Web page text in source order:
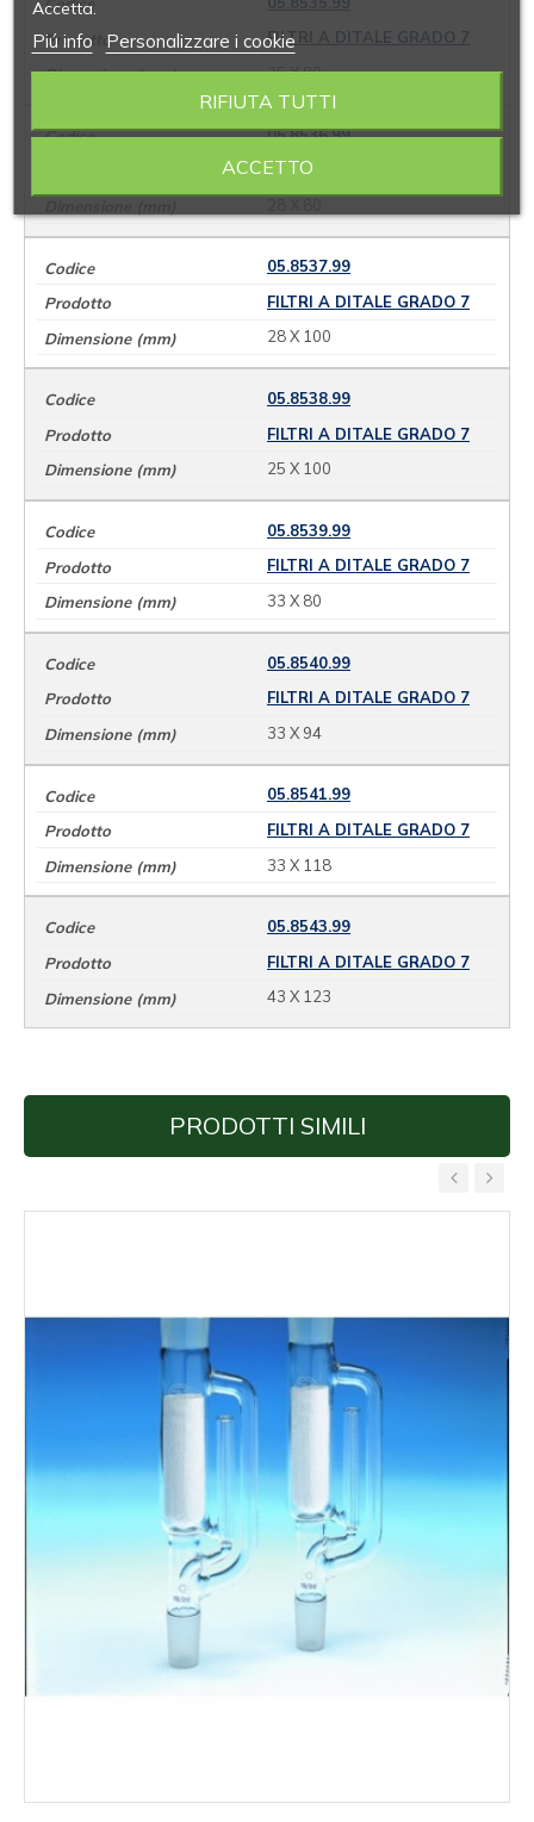
FILTRI A DITALE GRADO 7
25 X 80
05.8536.99
FILTRI A DITALE GRADO 7
05.8537.99
FILTRI A DITALE GRADO 7
28 X 100
05.8538.99
FILTRI A DITALE GRADO 7
25 X 100
05.8539.99
FILTRI A DITALE GRADO 7
33 X 80
05.8540.99
FILTRI A DITALE GRADO 7
33 X 94
05.8541.99
FILTRI A DITALE GRADO 7
33 X 118
05.8543.99
FILTRI A DITALE GRADO 7
43 X 123
PRODOTTI SIMILI
‹ ›
Accetta.
Piú info Personalizzare i cookie
RIFIUTA TUTTI
ACCETTO